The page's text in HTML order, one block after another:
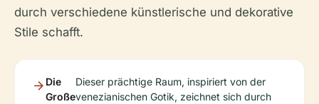
durch verschiedene künstlerische und dekorative
Stile schafft.
Die
Große
Dieser prächtige Raum, inspiriert von der
venezianischen Gotik, zeichnet sich durch